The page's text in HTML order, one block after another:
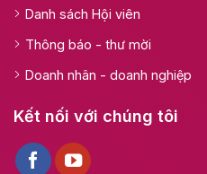
Danh sách Hội viên
Thông báo - thư mời
Doanh nhân - doanh nghiệp
Kết nối với chúng tôi